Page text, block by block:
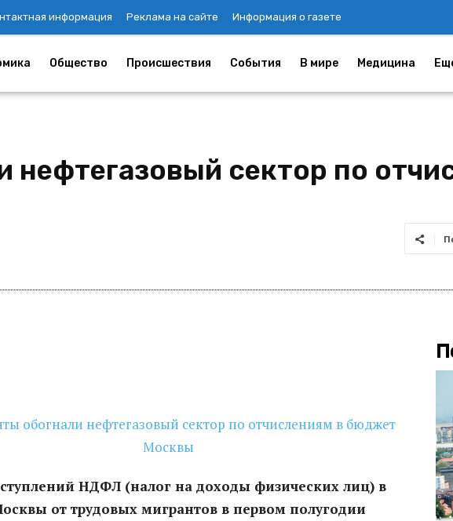
информация Реклама на сайте Информация о газете
Общество Происшествия События В мире Медицина
нефтегазовый сектор по
НДФЛ (налог на доходы физических лиц) в
от трудовых мигрантов в первом полугодии